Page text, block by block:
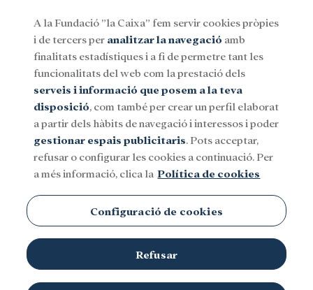
Menu
SocialInvestigació i bequesCultura
A la Fundació ”la Caixa” fem servir cookies pròpies
i de tercers per analitzar la navegació amb
finalitats estadístiques i a fi de permetre tant les
funcionalitats del web com la prestació dels
serveis i informació que posem a la teva
disposició, com també per crear un perfil elaborat
a partir dels hàbits de navegació i interessos i poder
gestionar espais publicitaris. Pots acceptar,
refusar o configurar les cookies a continuació. Per
a més informació, clica la Política de cookies
Configuració de cookies
Refusar